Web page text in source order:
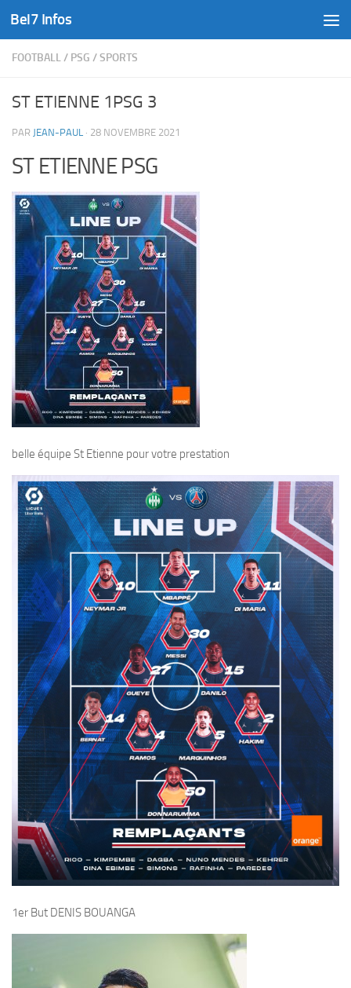
Skip to content
Bel7 Infos
FOOTBALL/ PSG /SPORTS
ST ETIENNE 1PSG 3
PAR JEAN-PAUL · 28 NOVEMBRE 2021
ST ETIENNE PSG
belle équipe St Etienne pour votre prestation
1er But DENIS BOUANGA